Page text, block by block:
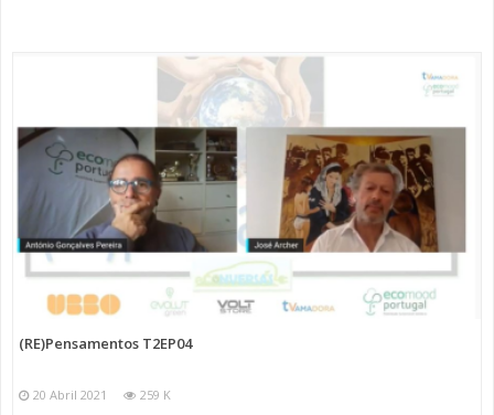
(RE)Pensamentos T2EP04
20 Abril 2021 259 K